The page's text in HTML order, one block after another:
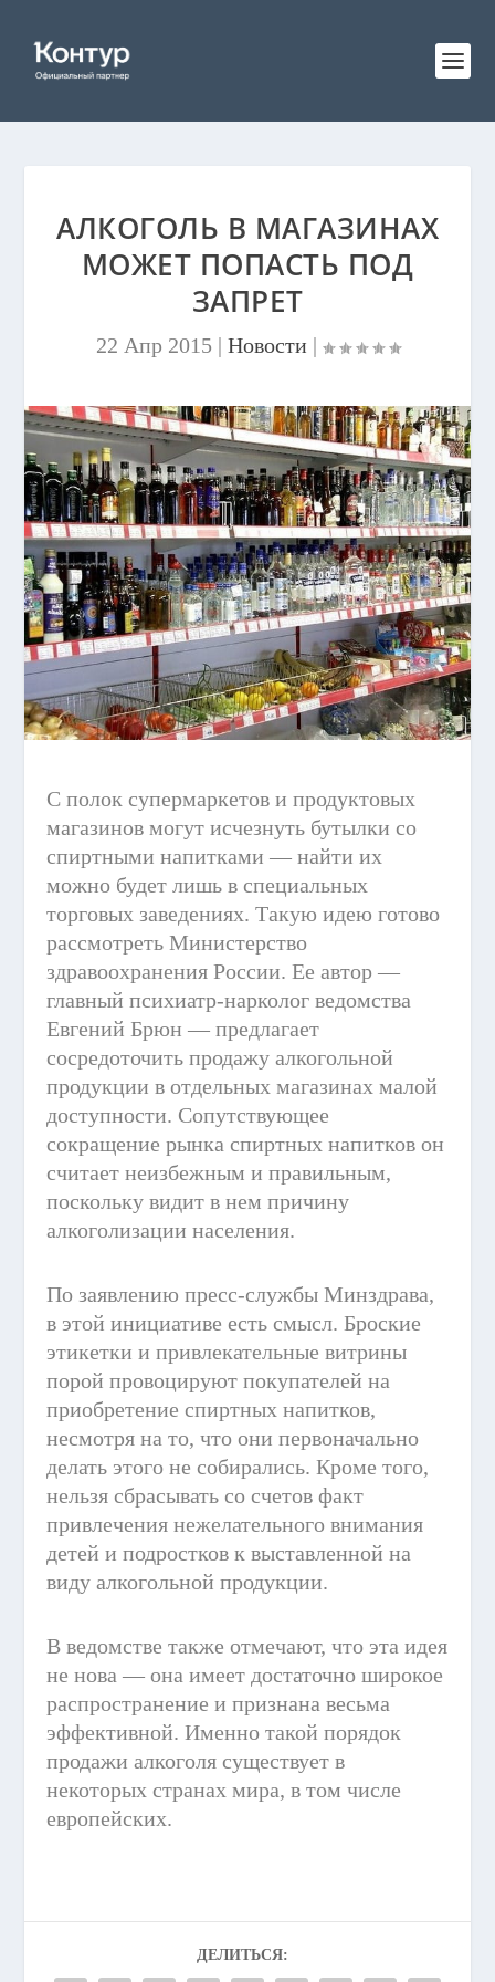
АЛКОГОЛЬ В МАГАЗИНАХ
МОЖЕТ ПОПАСТЬ ПОД
ЗАПРЕТ
22 Апр 2015| Новости |
С полок супермаркетов и продуктовых
магазинов могут исчезнуть бутылки со
спиртными напитками — найти их
можно будет лишь в специальных
торговых заведениях. Такую идею готово
рассмотреть Министерство
здравоохранения России. Ее автор —
главный психиатр-нарколог ведомства
Евгений Брюн — предлагает
сосредоточить продажу алкогольной
продукции в отдельных магазинах малой
доступности. Сопутствующее
сокращение рынка спиртных напитков он
считает неизбежным и правильным,
поскольку видит в нем причину
алкоголизации населения.
По заявлению пресс-службы Минздрава,
в этой инициативе есть смысл. Броские
этикетки и привлекательные витрины
порой провоцируют покупателей на
приобретение спиртных напитков,
несмотря на то, что они первоначально
делать этого не собирались. Кроме того,
нельзя сбрасывать со счетов факт
привлечения нежелательного внимания
детей и подростков к выставленной на
виду алкогольной продукции.
В ведомстве также отмечают, что эта идея
не нова — она имеет достаточно широкое
распространение и признана весьма
эффективной. Именно такой порядок
продажи алкоголя существует в
некоторых странах мира, в том числе
европейских.
ДЕЛИТЬСЯ: